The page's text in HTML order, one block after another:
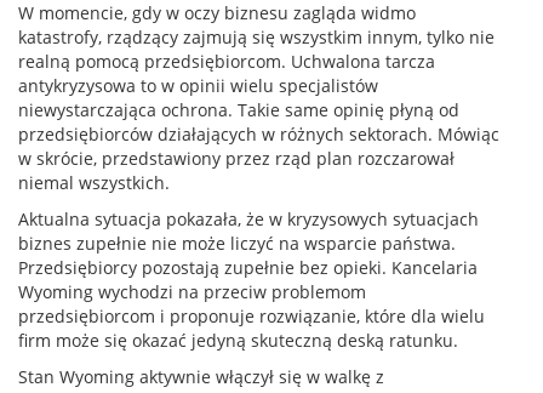
W momencie, gdy w oczy biznesu zagląda widmo
katastrofy, rządzący zajmują się wszystkim innym, tylko nie
realną pomocą przedsiębiorcom. Uchwalona tarcza
antykryzysowa to w opinii wielu specjalistów
niewystarczająca ochrona. Takie same opinię płyną od
przedsiębiorców działających w różnych sektorach. Mówiąc
w skrócie, przedstawiony przez rząd plan rozczarował
niemal wszystkich.
Aktualna sytuacja pokazała, że w kryzysowych sytuacjach
biznes zupełnie nie może liczyć na wsparcie państwa.
Przedsiębiorcy pozostają zupełnie bez opieki. Kancelaria
Wyoming wychodzi na przeciw problemom
przedsiębiorcom i proponuje rozwiązanie, które dla wielu
firm może się okazać jedyną skuteczną deską ratunku.
Stan Wyoming aktywnie włączył się w walkę z